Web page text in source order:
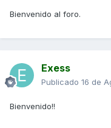
Bienvenido al foro.
Exess
Publicado 16 de
Bienvenido!!